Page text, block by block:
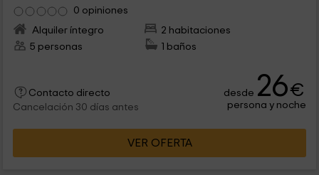
0 opiniones
Alquiler íntegro
2 habitaciones
5 personas
1 baños
Contacto directo
Cancelación 30 días antes
desde 26€
persona y noche
VER OFERTA